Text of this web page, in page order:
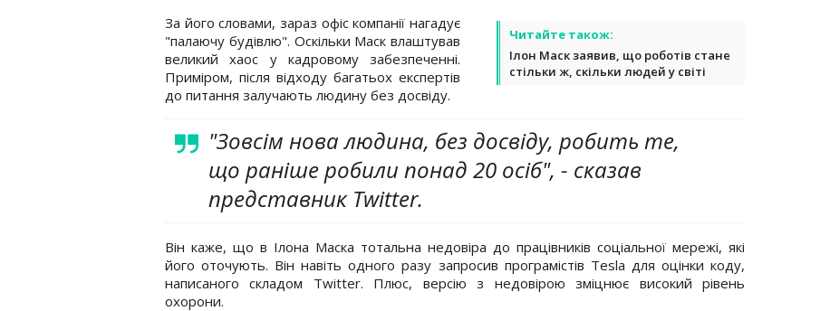
Читайте також:
Ілон Маск заявив, що роботів стане
стільки ж, скільки людей у світі
За його словами, зараз офіс компанії нагадує
"палаючу будівлю". Оскільки Маск влаштував
великий хаос у кадровому забезпеченні.
Приміром, після відходу багатьох експертів
до питання залучають людину без досвіду.
"Зовсім нова людина, без досвіду, робить те,
що раніше робили понад 20 осіб", - сказав
представник Twitter.
Він каже, що в Ілона Маска тотальна недовіра до працівників соціальної мережі, які
його оточують. Він навіть одного разу запросив програмістів Tesla для оцінки коду,
написаного складом Twitter. Плюс, версію з недовірою зміцнює високий рівень
охорони.